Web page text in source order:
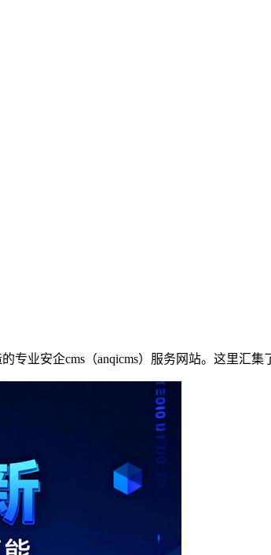
业安企cms（anqicms）服务网站。这里汇集